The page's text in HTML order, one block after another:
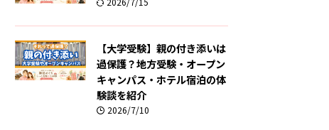
【大学受験】親の付き添いは
過保護？地方受験・オープン
キャンパス・ホテル宿泊の体
験談を紹介
2026/7/10